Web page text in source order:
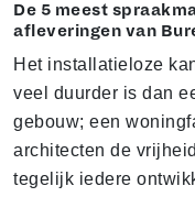
De 5 meest
afleveringen van
Het installatieloze
veel duurder is dan
gebouw; een
architecten de
tegelijk iedere